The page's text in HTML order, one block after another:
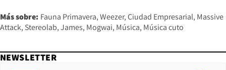
Más sobre: Fauna Primavera Weezer Ciudad Empresarial Massive
Attack Stereolab James Mogwai Música Música cuto
NEWSLETTER